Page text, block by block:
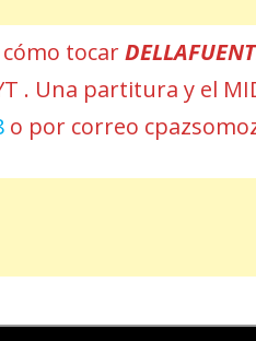
tocar
. Una partitura y el
o por correo